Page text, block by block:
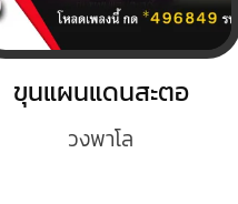
ขุนแผนแดนสะตอ
วงพาโล